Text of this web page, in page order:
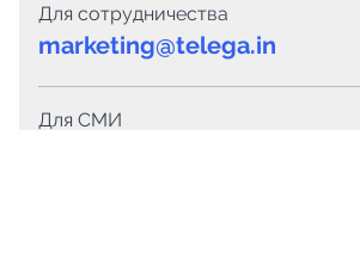
Для сотрудничества
marketing@telega.in
Для СМИ